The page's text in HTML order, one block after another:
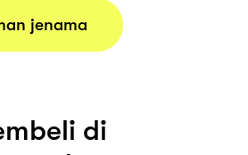
jenama
di